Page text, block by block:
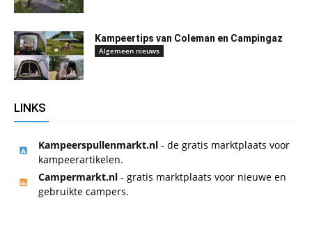
Kampeertips van Coleman en Campingaz
Algemeen nieuws
LINKS
Kampeerspullenmarkt.nl - de gratis marktplaats voor
kampeerartikelen.
Campermarkt.nl - gratis marktplaats voor nieuwe en
gebruikte campers.